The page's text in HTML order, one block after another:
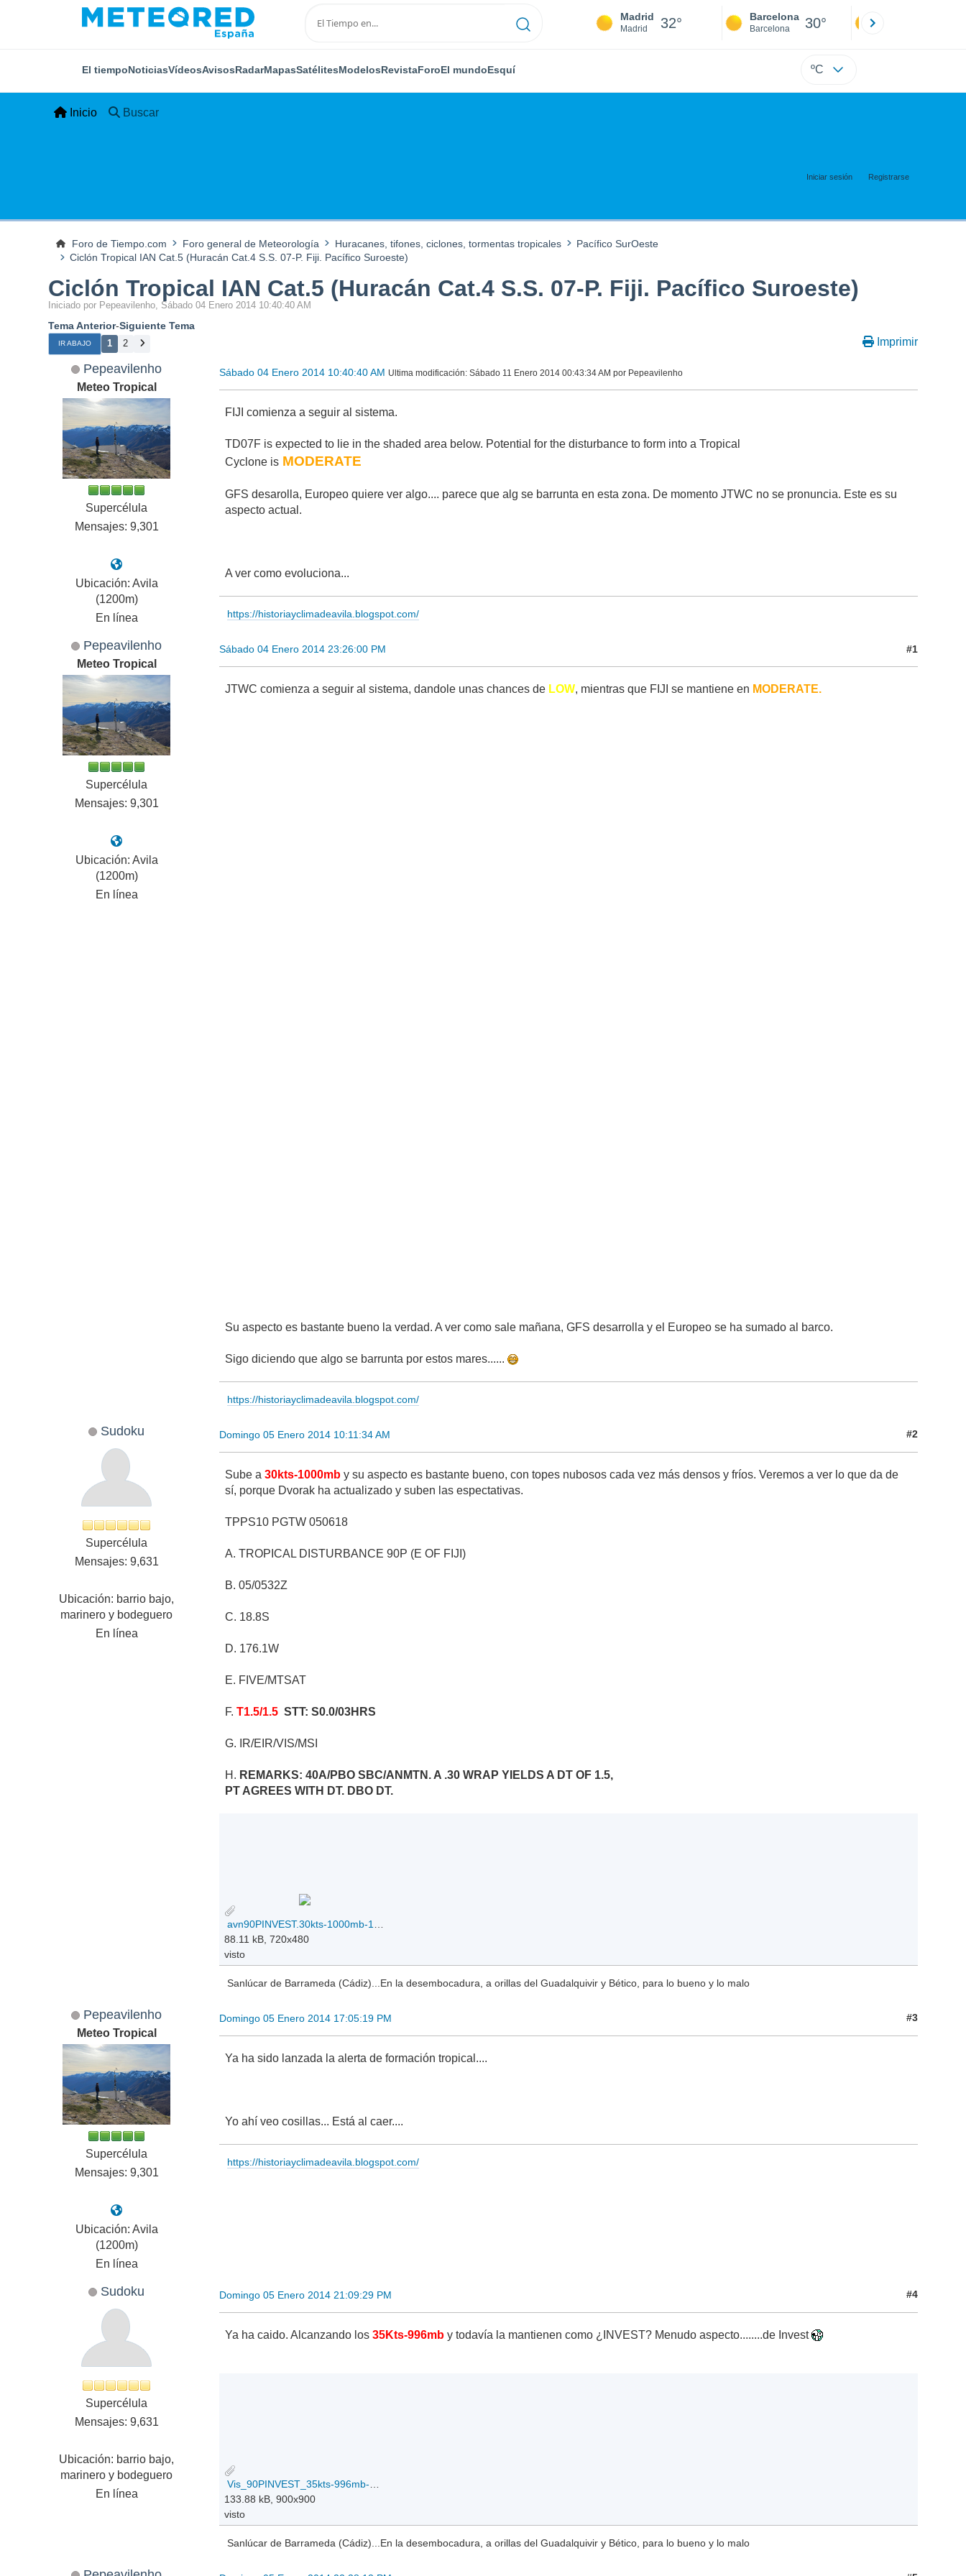
Madrid
Madrid 32° Barcelona
Barcelona 30°
El tiempoNoticiasVídeosAvisosRadarMapasSatélitesModelosRevistaForoEl mundoEsquí ºC
Inicio Buscar
Iniciar sesión Registrarse
Foro de Tiempo.com Foro general de Meteorología Huracanes, tifones, ciclones, tormentas tropicales
Pacífico SurOeste
Ciclón Tropical IAN Cat.5 (Huracán Cat.4 S.S. 07-P. Fiji. Pacífico Suroeste)
Ciclón Tropical IAN Cat.5 (Huracán Cat.4 S.S. 07-P. Fiji. Pacífico Suroeste)
Iniciado por Pepeavilenho, Sábado 04 Enero 2014 10:40:40 AM
Tema Anterior-Siguiente Tema
IR ABAJO 1 2 Imprimir
Pepeavilenho
Meteo Tropical
Supercélula
Mensajes: 9,301
Ubicación: Avila
(1200m)
En línea
Sábado 04 Enero 2014 10:40:40 AM Ultima modificación: Sábado 11 Enero 2014 00:43:34 AM por Pepeavilenho
FIJI comienza a seguir al sistema.
TD07F is expected to lie in the shaded area below. Potential for the disturbance to form into a Tropical
Cyclone is MODERATE
GFS desarolla, Europeo quiere ver algo.... parece que alg se barrunta en esta zona. De momento JTWC no se pronuncia. Este es su
aspecto actual.
A ver como evoluciona...
https://historiayclimadeavila.blogspot.com/
Pepeavilenho
Meteo Tropical
Supercélula
Mensajes: 9,301
Ubicación: Avila
(1200m)
En línea
Sábado 04 Enero 2014 23:26:00 PM #1
JTWC comienza a seguir al sistema, dandole unas chances de LOW, mientras que FIJI se mantiene en MODERATE.
Su aspecto es bastante bueno la verdad. A ver como sale mañana, GFS desarrolla y el Europeo se ha sumado al barco.
Sigo diciendo que algo se barrunta por estos mares......
https://historiayclimadeavila.blogspot.com/
Sudoku
Supercélula
Mensajes: 9,631
Ubicación: barrio bajo,
marinero y bodeguero
En línea
Domingo 05 Enero 2014 10:11:34 AM #2
Sube a30kts-1000mb y su aspecto es bastante bueno, con topes nubosos cada vez más densos y fríos. Veremos a ver lo que da de
sí, porque Dvorak ha actualizado y suben las espectativas.
TPPS10 PGTW 050618
A. TROPICAL DISTURBANCE 90P (E OF FIJI)
B. 05/0532Z
C. 18.8S
D. 176.1W
E. FIVE/MTSAT
F.T1.5/1.5 STT: S0.0/03HRS
G. IR/EIR/VIS/MSI
H. REMARKS: 40A/PBO SBC/ANMTN. A .30 WRAP YIELDS A DT OF 1.5,
PT AGREES WITH DT. DBO DT.
avn90PINVEST.30kts-1000mb-188S-1759W_05-01-2014.jpg
88.11 kB, 720x480
visto
Sanlúcar de Barrameda (Cádiz)...En la desembocadura, a orillas del Guadalquivir y Bético, para lo bueno y lo malo
Pepeavilenho
Meteo Tropical
Supercélula
Mensajes: 9,301
Ubicación: Avila
(1200m)
En línea
Domingo 05 Enero 2014 17:05:19 PM #3
Ya ha sido lanzada la alerta de formación tropical....
Yo ahí veo cosillas... Está al caer....
https://historiayclimadeavila.blogspot.com/
Sudoku
Supercélula
Mensajes: 9,631
Ubicación: barrio bajo,
marinero y bodeguero
En línea
Domingo 05 Enero 2014 21:09:29 PM #4
Ya ha caido. Alcanzando los35Kts-996mb y todavía la mantienen como ¿INVEST? Menudo aspecto........de Invest
Vis_90PINVEST_35kts-996mb-190S-1754W_05-01-2014.jpg
133.88 kB, 900x900
visto
Sanlúcar de Barrameda (Cádiz)...En la desembocadura, a orillas del Guadalquivir y Bético, para lo bueno y lo malo